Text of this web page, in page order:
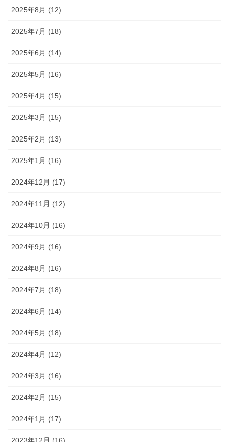
2025年8月 (12)
2025年7月 (18)
2025年6月 (14)
2025年5月 (16)
2025年4月 (15)
2025年3月 (15)
2025年2月 (13)
2025年1月 (16)
2024年12月 (17)
2024年11月 (12)
2024年10月 (16)
2024年9月 (16)
2024年8月 (16)
2024年7月 (18)
2024年6月 (14)
2024年5月 (18)
2024年4月 (12)
2024年3月 (16)
2024年2月 (15)
2024年1月 (17)